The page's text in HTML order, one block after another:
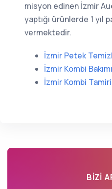
misyon edinen İzmir
yaptığı ürünlerde 1 yıl
vermektedir.
İzmir Petek
İzmir Kombi Bakımı
İzmir Kombi Tamiri
BIZI